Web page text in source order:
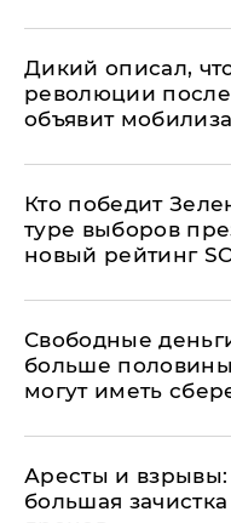
Дикий описал,
революции после
объявит
Кто победит
туре выборов
новый рейтинг
Свободные
больше
могут иметь
Аресты и взрывы:
большая